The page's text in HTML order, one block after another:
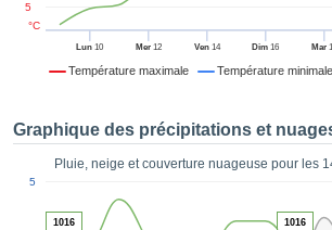
:
des
Température maximale Température minimale
Lun 10 Mer12 Ven14 Dim 16 Mar
5
°C
Graphique des précipitations et
Pluie, neige et couverture nuageuse pour les
5
1016
1016